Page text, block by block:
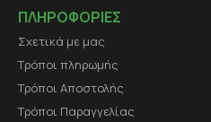
ΠΛΗΡΟΦΟΡΙΕΣ
Σχετικά με μας
Τρόποι πληρωμής
Τρόποι Αποστολής
Τρόποι Παραγγελίας